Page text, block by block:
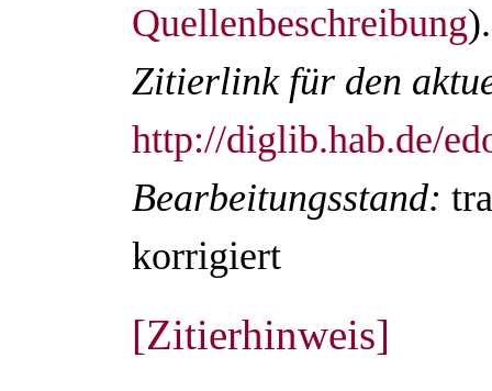
Quellenbeschreibung).
Zitierlink für den
http://diglib.hab.de/
Bearbeitungsstand:
korrigiert
[Zitierhinweis]